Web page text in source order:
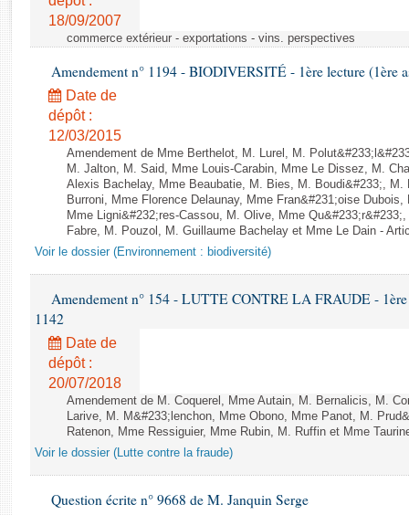
Rapports législatifs
Dossiers législatifs
Budget et sécurité sociale
Questions écrites et orales
Comptes rendus des débats
18/09/2007
commerce extérieur - exportations - vins. perspectives
Amendement n° 1194 - BIODIVERSITÉ - 1ère lecture (1ère
Date de
dépôt :
12/03/2015
Amendement de Mme Berthelot, M. Lurel, M.
M. Jalton, M. Said, Mme Louis-Carabin, Mme Le Dissez, M.
Alexis Bachelay, Mme Beaubatie, M. Bies, M. Boudi&#233;,
Burroni, Mme Florence Delaunay, Mme Fran&#231;oise
Mme Ligni&#232;res-Cassou, M. Olive, Mme
Fabre, M. Pouzol, M. Guillaume Bachelay et Mme Le Dain -
Voir le dossier (Environnement : biodiversité)
Amendement n° 154 - LUTTE CONTRE LA FRAUDE - 1ère
1142
Date de
dépôt :
20/07/2018
Amendement de M. Coquerel, Mme Autain, M. Bernalicis, M.
Larive, M. M&#233;lenchon, Mme Obono, Mme Panot, M.
Ratenon, Mme Ressiguier, Mme Rubin, M. Ruffin et Mme
Voir le dossier (Lutte contre la fraude)
Question écrite n° 9668 de M. Janquin Serge